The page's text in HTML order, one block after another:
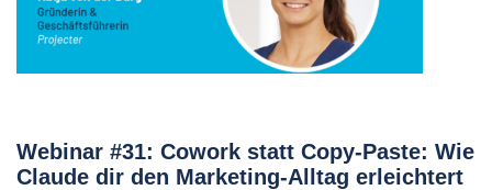
Webinar #31: Cowork statt Copy-Paste: Wie
Claude dir den Marketing-Alltag erleichtert